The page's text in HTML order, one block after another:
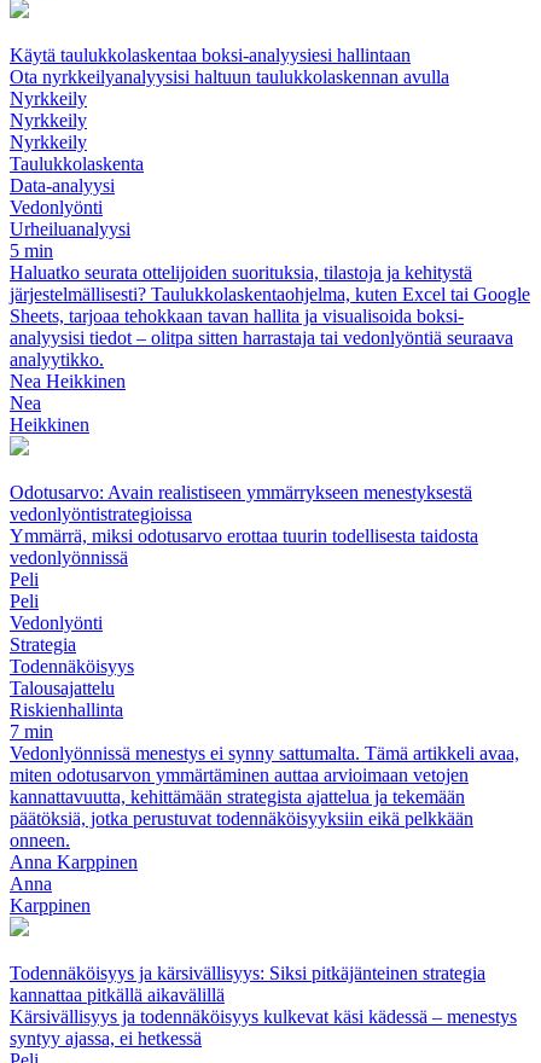
Käytä taulukkolaskentaa boksi-analyysiesi hallintaan
Ota nyrkkeilyanalyysisi haltuun taulukkolaskennan avulla
Nyrkkeily
Nyrkkeily
Nyrkkeily
Taulukkolaskenta
Data-analyysi
Vedonlyönti
Urheiluanalyysi
5 min
Haluatko seurata ottelijoiden suorituksia, tilastoja ja kehitystä
järjestelmällisesti? Taulukkolaskentaohjelma, kuten Excel tai Google
Sheets, tarjoaa tehokkaan tavan hallita ja visualisoida boksi-
analyysisi tiedot – olitpa sitten harrastaja tai vedonlyöntiä seuraava
analyytikko.
Nea Heikkinen
Nea
Heikkinen
Odotusarvo: Avain realistiseen ymmärrykseen menestyksestä
vedonlyöntistrategioissa
Ymmärrä, miksi odotusarvo erottaa tuurin todellisesta taidosta
vedonlyönnissä
Peli
Peli
Vedonlyönti
Strategia
Todennäköisyys
Talousajattelu
Riskienhallinta
7 min
Vedonlyönnissä menestys ei synny sattumalta. Tämä artikkeli avaa,
miten odotusarvon ymmärtäminen auttaa arvioimaan vetojen
kannattavuutta, kehittämään strategista ajattelua ja tekemään
päätöksiä, jotka perustuvat todennäköisyyksiin eikä pelkkään
onneen.
Anna Karppinen
Anna
Karppinen
Todennäköisyys ja kärsivällisyys: Siksi pitkäjänteinen strategia
kannattaa pitkällä aikavälillä
Kärsivällisyys ja todennäköisyys kulkevat käsi kädessä – menestys
syntyy ajassa, ei hetkessä